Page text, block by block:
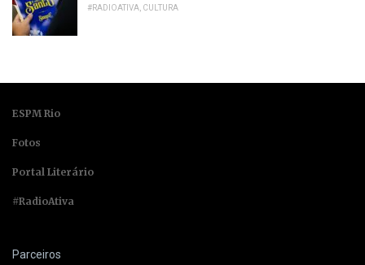
#RADIOATIVA, CULTURA
ESPM Rio
Fotos
Portal Literário
#RadioAtiva
Parceiros